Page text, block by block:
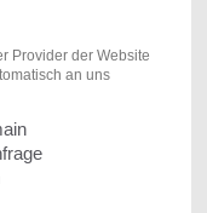
Provider der Website
an uns